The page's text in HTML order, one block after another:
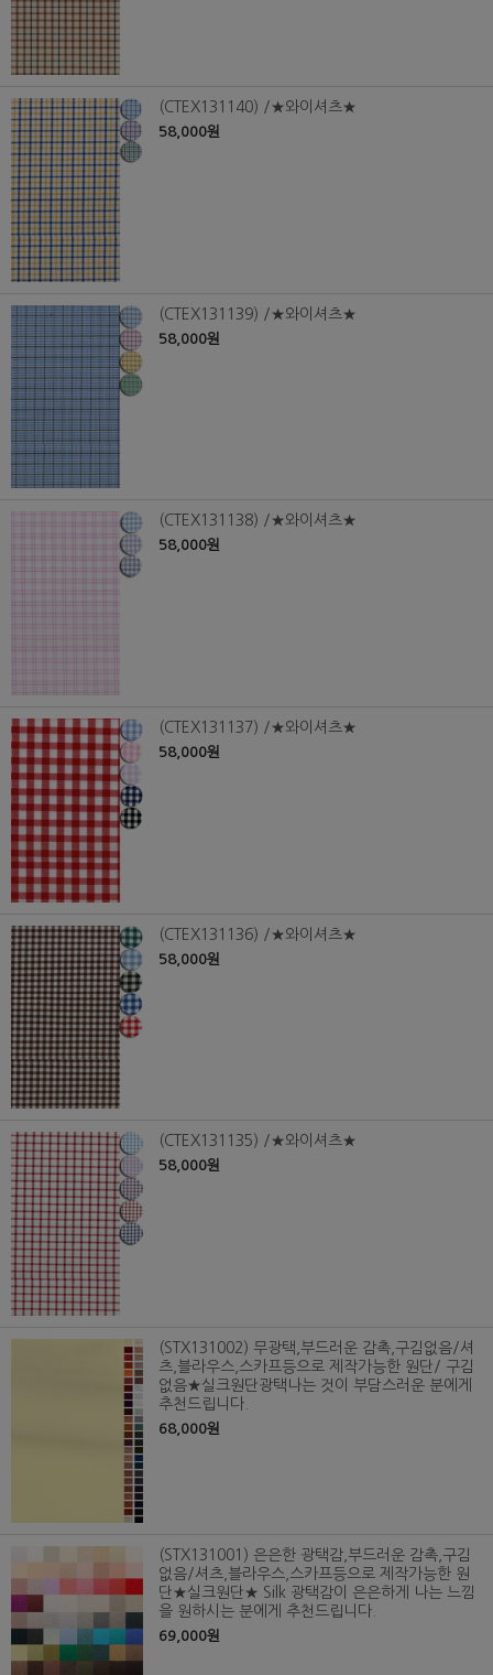
(CTEX131140) /★와이셔츠★
58,000원
(CTEX131139) /★와이셔츠★
58,000원
(CTEX131138) /★와이셔츠★
58,000원
(CTEX131137) /★와이셔츠★
58,000원
(CTEX131136) /★와이셔츠★
58,000원
(CTEX131135) /★와이셔츠★
58,000원
(STX131002) 무광택,부드러운 감촉,구김없음/셔
츠,블라우스,스카프등으로 제작가능한 원단/ 구김
없음★실크원단광택나는 것이 부담스러운 분에게
추천드립니다.
68,000원
(STX131001) 은은한 광택감,부드러운 감촉,구김
없음/셔츠,블라우스,스카프등으로 제작가능한 원
단★실크원단★ Silk 광택감이 은은하게 나는 느낌
을 원하시는 분에게 추천드립니다.
69,000원